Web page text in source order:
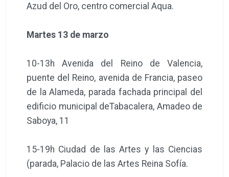
Azud del Oro, centro comercial Aqua.
Martes 13 de marzo
10-13h Avenida del Reino de Valencia,
puente del Reino, avenida de Francia, paseo
de la Alameda, parada fachada principal del
edificio municipal deTabacalera, Amadeo de
Saboya, 11
15-19h Ciudad de las Artes y las Ciencias
(parada, Palacio de las Artes Reina Sofía.